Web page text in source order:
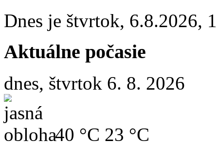
Dnes je štvrtok, 6.8.2026,
Aktuálne počasie
dnes, štvrtok 6. 8. 2026
40 °C 23 °C